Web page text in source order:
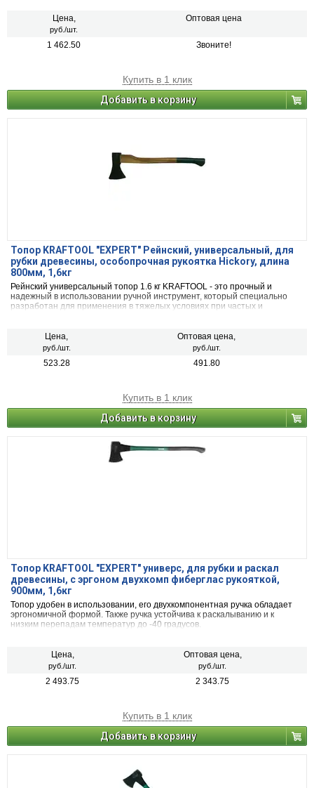
Цена,
руб./шт.
Оптовая цена
1 462.50 Звоните!
Купить в 1 клик
Добавить в корзину
Топор KRAFTOOL "EXPERT" Рейнский, универсальный, для
рубки древесины, особопрочная рукоятка Hickory, длина
800мм, 1,6кг
Рейнский универсальный топор 1.6 кг KRAFTOOL - это прочный и
надежный в использовании ручной инструмент, который специально
разработан для применения в тяжелых условиях при частых и
Цена,
руб./шт.
Оптовая цена,
руб./шт.
523.28 491.80
Купить в 1 клик
Добавить в корзину
Топор KRAFTOOL "EXPERT" универс, для рубки и раскал
древесины, с эргоном двухкомп фиберглас рукояткой,
900мм, 1,6кг
Топор удобен в использовании, его двухкомпонентная ручка обладает
эргономичной формой. Также ручка устойчива к раскалыванию и к
низким перепадам температур до -40 градусов.
Цена,
руб./шт.
Оптовая цена,
руб./шт.
2 493.75 2 343.75
Купить в 1 клик
Добавить в корзину